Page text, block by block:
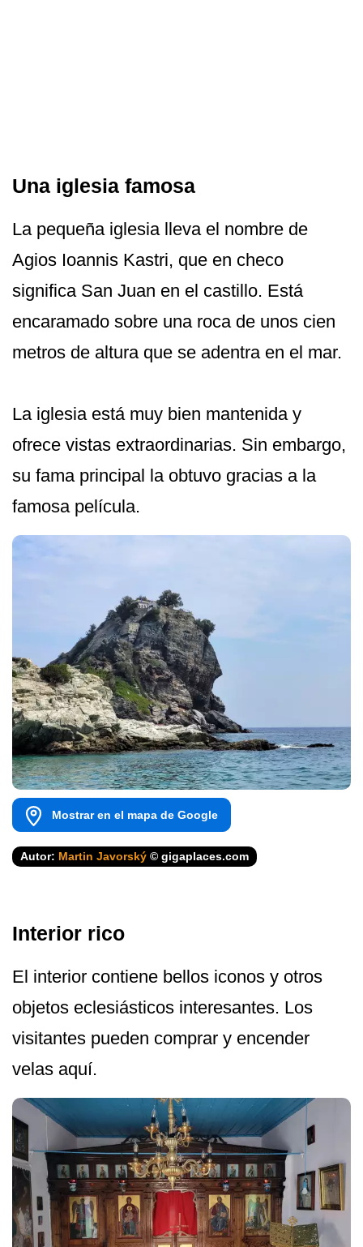
Una iglesia famosa
La pequeña iglesia lleva el nombre de
Agios Ioannis Kastri, que en checo
significa San Juan en el castillo. Está
encaramado sobre una roca de unos cien
metros de altura que se adentra en el mar.
La iglesia está muy bien mantenida y
ofrece vistas extraordinarias. Sin embargo,
su fama principal la obtuvo gracias a la
famosa película.
Mostrar en el mapa de Google
Autor: Martin Javorský © gigaplaces.com
Interior rico
El interior contiene bellos iconos y otros
objetos eclesiásticos interesantes. Los
visitantes pueden comprar y encender
velas aquí.